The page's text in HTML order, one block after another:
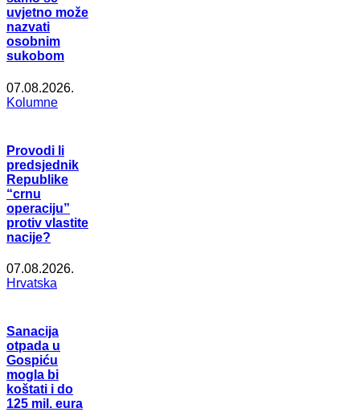
uvjetno može
nazvati
osobnim
sukobom
07.08.2026.
Kolumne
Provodi li
predsjednik
Republike
“crnu
operaciju”
protiv vlastite
nacije?
07.08.2026.
Hrvatska
Sanacija
otpada u
Gospiću
mogla bi
koštati i do
125 mil. eura